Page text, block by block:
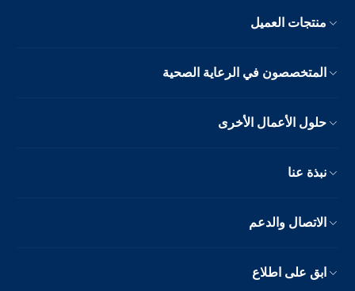
منتجات العميل
المتخصصون في الرعاية الصحية
حلول الأعمال الأخرى
نبذة عنا
الاتصال والدعم
ابق على اطلاع